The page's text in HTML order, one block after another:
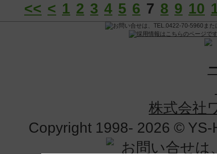
<< < 1 2 3 4 5 6 7 8 9 10
株式会社
Copyright 1998- 2026 © YS-